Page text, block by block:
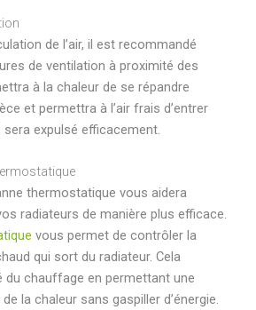
de l’air, il est recommandé
de ventilation à proximité des
à la chaleur de se répandre
et permettra à l’air frais d’entrer
sera expulsé efficacement.
thermostatique vous aidera
radiateurs de manière plus efficace.
vous permet de contrôler la
qui sort du radiateur. Cela
du chauffage en permettant une
la chaleur sans gaspiller d’énergie.